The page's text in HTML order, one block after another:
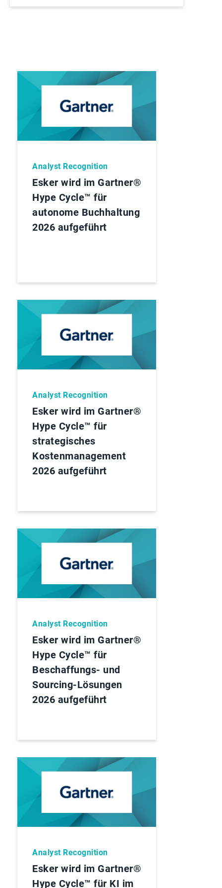
Analyst Recognition
Esker wird im Gartner®
Hype Cycle™ für
autonome Buchhaltung
2026 aufgeführt
Analyst Recognition
Esker wird im Gartner®
Hype Cycle™ für
strategisches
Kostenmanagement
2026 aufgeführt
Analyst Recognition
Esker wird im Gartner®
Hype Cycle™ für
Beschaffungs- und
Sourcing-Lösungen
2026 aufgeführt
Analyst Recognition
Esker wird im Gartner®
Hype Cycle™ für KI im